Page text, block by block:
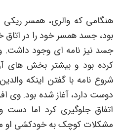
هنگامی که والری، همسر ریکی
بود، جسد همسر خود را در اتاق
جسد نیز نامه ای وجود داشت.
کرده بود و بیشتر بخش های
شروع نامه با گفتن اینکه
دوست دارد، آغاز شده بود. وی
اتفاق جلوگیری کرد اما دست
مشکلات کوچک به خودکشی او